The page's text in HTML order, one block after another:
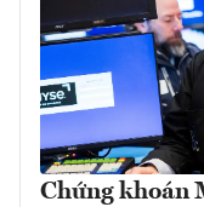
Chứng khoán